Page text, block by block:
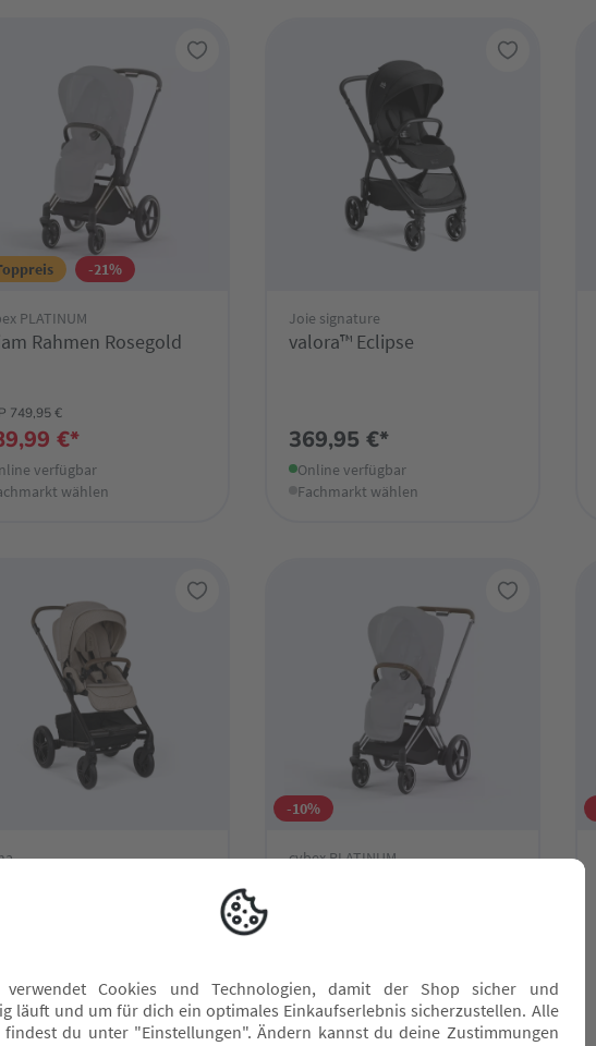
-21%
PLATINUM
Rahmen Rosegold
749,95 €
€*
verfügbar
wählen
Joie signature
valora™ Eclipse
369,95 €*
Online verfügbar
Fachmarkt wählen
€*
verfügbar
wählen
-10%
cybex PLATINUM
1.039,99 €*
Online verfügbar
Fachmarkt wählen